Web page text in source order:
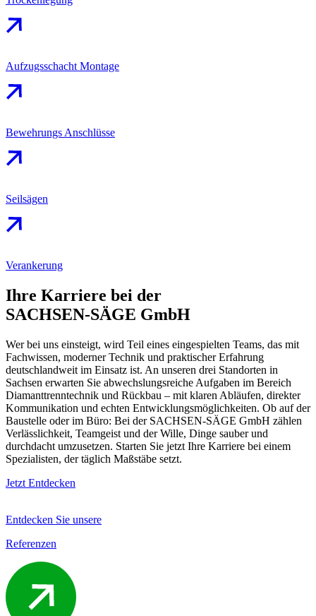
Aufzugsschacht Montage
Bewehrungs Anschlüsse
Seilsägen
Verankerung
Ihre Karriere bei der
SACHSEN-SÄGE GmbH
Wer bei uns einsteigt, wird Teil eines eingespielten Teams, das mit
Fachwissen, moderner Technik und praktischer Erfahrung
deutschlandweit im Einsatz ist. An unseren drei Standorten in
Sachsen erwarten Sie abwechslungsreiche Aufgaben im Bereich
Diamanttrenntechnik und Rückbau – mit klaren Abläufen, direkter
Kommunikation und echten Entwicklungsmöglichkeiten. Ob auf der
Baustelle oder im Büro: Bei der SACHSEN-SÄGE GmbH zählen
Verlässlichkeit, Teamgeist und der Wille, Dinge sauber und
durchdacht umzusetzen. Starten Sie jetzt Ihre Karriere bei einem
Spezialisten, der täglich Maßstäbe setzt.
Jetzt Entdecken
Entdecken Sie unsere
Referenzen